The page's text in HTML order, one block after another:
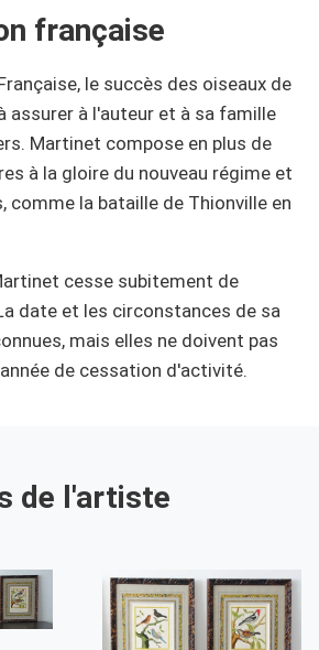
française
le succès des oiseaux de
assurer à l'auteur et à sa famille
Martinet compose en plus de
à la gloire du nouveau régime et
comme la bataille de Thionville en
cesse subitement de
date et les circonstances de sa
mais elles ne doivent pas
de cessation d'activité.
de l'artiste